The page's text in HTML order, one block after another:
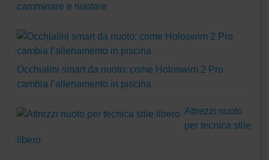
camminare e nuotare
Occhialini smart da nuoto: come Holoswim 2 Pro
cambia l’allenamento in piscina
Attrezzi nuoto
per tecnica stile
libero